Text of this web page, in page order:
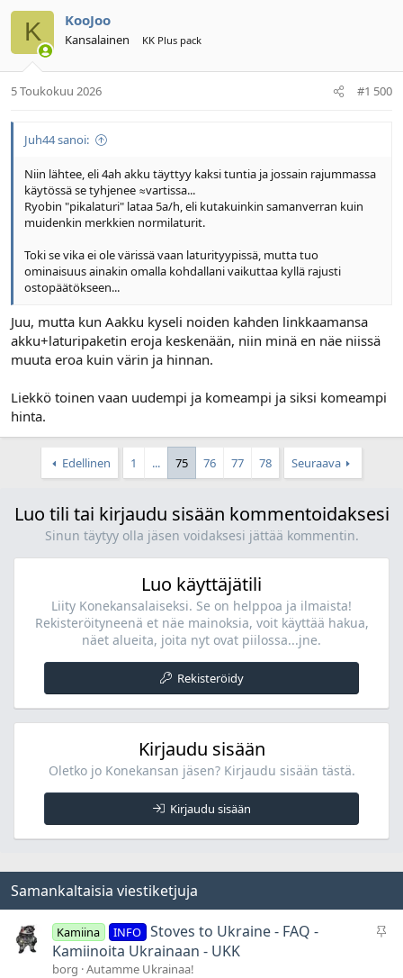
K KooJoo
Kansalainen KK Plus pack
5 Toukokuu 2026 #1 500
Juh44 sanoi:
Niin lähtee, eli 4ah akku täyttyy kaksi tuntia ja jossain rajummassa
käytössä se tyhjenee ≈vartissa...
Ryobin "pikalaturi" lataa 5a/h, eli kutakuinkin samanverran kuin
muidenkin merkkien normilaturit.
Toki se vika ei ole värissä vaan laturityypissä, mutta tuo
ominaisuus ainakin omalla kohdallani vaikuttaa kyllä rajusti
ostopäätökseen...
Juu, mutta kun Aakku kyseli noiden kahden linkkaamansa
akku+laturipaketin eroja keskenään, niin minä en näe niissä
muuta eroa kuin värin ja hinnan.
Liekkö toinen vaan uudempi ja komeampi ja siksi komeampi
hinta.
Edellinen 1 ... 75 76 77 78 Seuraava
Luo tili tai kirjaudu sisään kommentoidaksesi
Sinun täytyy olla jäsen voidaksesi jättää kommentin.
Luo käyttäjätili
Liity Konekansalaiseksi. Se on helppoa ja ilmaista!
Rekisteröityneenä et näe mainoksia, voit käyttää hakua,
näet alueita, joita nyt ovat piilossa...jne.
Rekisteröidy
Kirjaudu sisään
Oletko jo Konekansan jäsen? Kirjaudu sisään tästä.
Kirjaudu sisään
Samankaltaisia viestiketjuja
P
Kamiina INFO Stoves to Ukraine - FAQ -
Kamiinoita Ukrainaan - UKK
borg Autamme Ukrainaa!